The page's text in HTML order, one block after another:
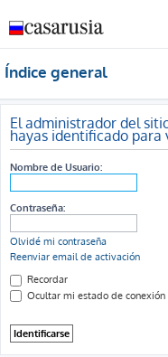
Índice general
El administrador del
hayas identificado para
Nombre de Usuario:
Contraseña:
Olvidé mi contraseña
Reenviar email de activación
Recordar
Ocultar mi estado de conexión